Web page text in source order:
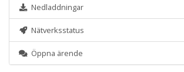
Nedladdningar
Nätverksstatus
Öppna ärende